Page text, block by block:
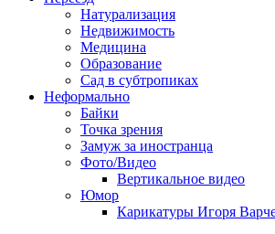
Натурализация
Недвижимость
Медицина
Образование
Сад в субтропиках
Неформально
Байки
Точка зрения
Замуж за иностранца
Фото/Видео
Вертикальное видео
Юмор
Карикатуры Игоря